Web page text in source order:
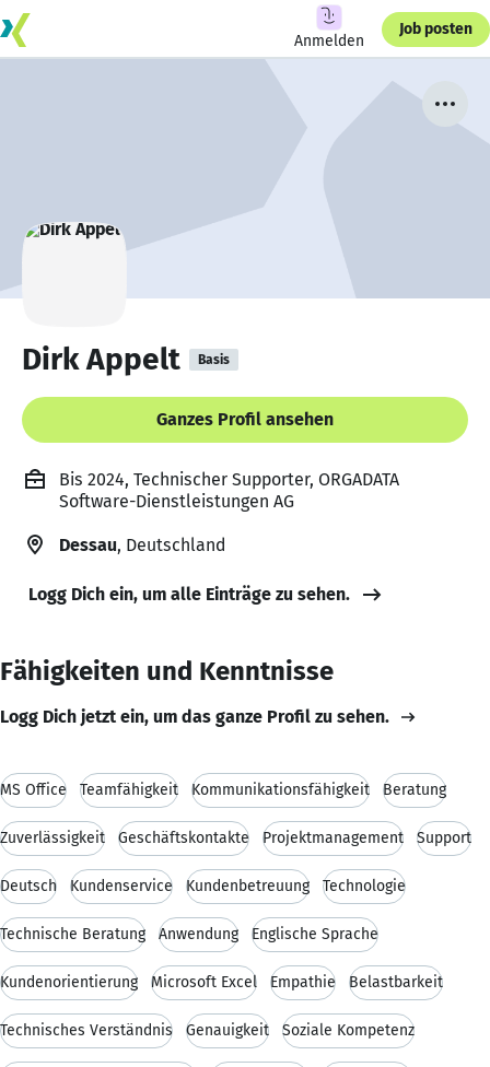
Anmelden
Job posten
Dirk Appelt Basis
Ganzes Profil ansehen
Bis 2024, Technischer Supporter, ORGADATA
Software-Dienstleistungen AG
Dessau, Deutschland
Logg Dich ein, um alle Einträge zu sehen.
Fähigkeiten und Kenntnisse
Logg Dich jetzt ein, um das ganze Profil zu sehen.
MS Office Teamfähigkeit Kommunikationsfähigkeit Beratung
Zuverlässigkeit Geschäftskontakte Projektmanagement Support
Deutsch Kundenservice Kundenbetreuung Technologie
Technische Beratung Anwendung Englische Sprache
Kundenorientierung Microsoft Excel Empathie Belastbarkeit
Technisches Verständnis Genauigkeit Soziale Kompetenz